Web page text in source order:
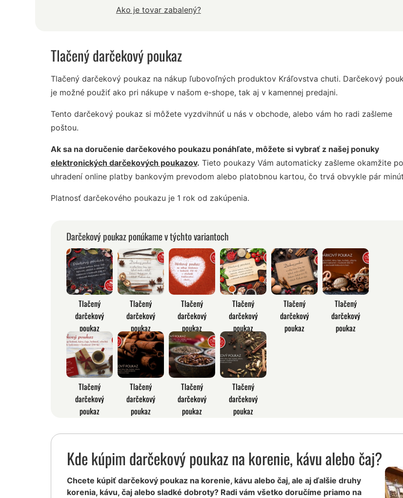
Ako je tovar zabalený?
Tlačený darčekový poukaz
Tlačený darčekový poukaz na nákup ľubovoľných produktov Kráľovstva chuti. Darčekový
je možné použiť ako pri nákupe v našom e-shope, tak aj v kamennej predajni.
Tento darčekový poukaz si môžete vyzdvihnúť u nás v obchode, alebo vám ho radi zašleme
poštou.
Ak sa na doručenie darčekového poukazu ponáhľate, môžete si vybrať z našej ponuky
elektronických darčekových poukazov. Tieto poukazy Vám automaticky zašleme okamžite po
uhradení online platby bankovým prevodom alebo platobnou kartou, čo trvá obvykle pár
Platnosť darčekového poukazu je 1 rok od zakúpenia.
Darčekový poukaz ponúkame v týchto variantoch
Tlačený
darčekový
poukaz
Tlačený
darčekový
poukaz
Tlačený
darčekový
poukaz
Tlačený
darčekový
poukaz
Tlačený
darčekový
poukaz
Tlačený
darčekový
poukaz
Tlačený
darčekový
poukaz
Tlačený
darčekový
poukaz
Tlačený
darčekový
poukaz
Tlačený
darčekový
poukaz
Kde kúpim darčekový poukaz na korenie, kávu alebo čaj?
Chcete kúpiť darčekový poukaz na korenie, kávu alebo čaj, ale aj ďalšie druhy
korenia, kávu, čaj alebo sladké dobroty? Radi vám všetko doručíme priamo na